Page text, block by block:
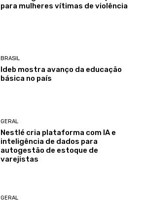
para mulheres vítimas de violência
BRASIL
Ideb mostra avanço da educação
básica no país
GERAL
Nestlé cria plataforma com IA e
inteligência de dados para
autogestão de estoque de
varejistas
GERAL